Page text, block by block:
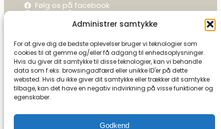
Administrer samtykke
For at give dig de bedste oplevelser bruger vi teknologier som
cookies til at gemme og/eller få adgang til enhedsoplysninger.
Hvis du giver dit samtykke til disse teknologier, kan vi behandle
data som f.eks. browsingadfærd eller unikke ID'er på dette
websted. Hvis du ikke giver dit samtykke eller trækker dit samtykke
tilbage, kan det have en negativ indvirkning på visse funktioner og
egenskaber.
Godkend
Følg os på facebook
Følg os på instagram
La camelot / Kastel Vine
Ringholmvej 1
5853 Ørbæk
CVR: 27591493
Tel:+45 21 13 09 79